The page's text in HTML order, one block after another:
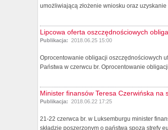
umożliwiającą złożenie wniosku oraz uzyskanie
Lipcowa oferta oszczędnościowych
Publikacja: 2018.06.25 15:00
Oprocentowanie obligacji oszczędnościowych
Państwa w czerwcu br. Oprocentowanie
Minister finansów Teresa Czerwińska
Publikacja: 2018.06.22 17:25
21-22 czerwca br. w Luksemburgu minister
składzie poszerzonym o państwa spoza strefy